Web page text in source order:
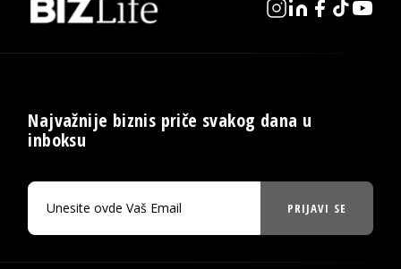
Najvažnije biznis priče svakog dana u
inboksu
PRIJAVI SE